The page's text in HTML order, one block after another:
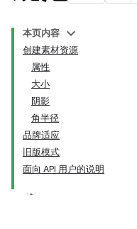
本页内容
创建素材资源
属性
大小
阴影
角半径
品牌适应
旧版模式
面向 API 用户的说明